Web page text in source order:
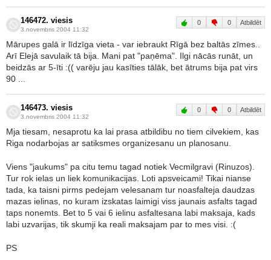
146472. viesis
3.novembris 2004 11:32
0 0 Atbildēt
Mārupes galā ir līdzīga vieta - var iebraukt Rīgā bez baltās zīmes..
Arī Elejā savulaik tā bija. Mani pat "paņēma". Ilgi nācās runāt, un
beidzās ar 5-īti :(( varēju jau kasīties tālāk, bet ātrums bija pat virs
90 ...
146473. viesis
3.novembris 2004 11:32
0 0 Atbildēt
Mja tiesam, nesaprotu ka lai prasa atbildibu no tiem cilvekiem, kas
Riga nodarbojas ar satiksmes organizesanu un planosanu.
Viens "jaukums" pa citu temu tagad notiek Vecmilgravi (Rinuzos).
Tur rok ielas un liek komunikacijas. Loti apsveicami! Tikai nianse
tada, ka taisni pirms pedejam velesanam tur noasfalteja daudzas
mazas ielinas, no kuram izskatas laimigi viss jaunais asfalts tagad
taps nonemts. Bet to 5 vai 6 ielinu asfaltesana labi maksaja, kads
labi uzvarijas, tik skumji ka reali maksajam par to mes visi. :(
PS